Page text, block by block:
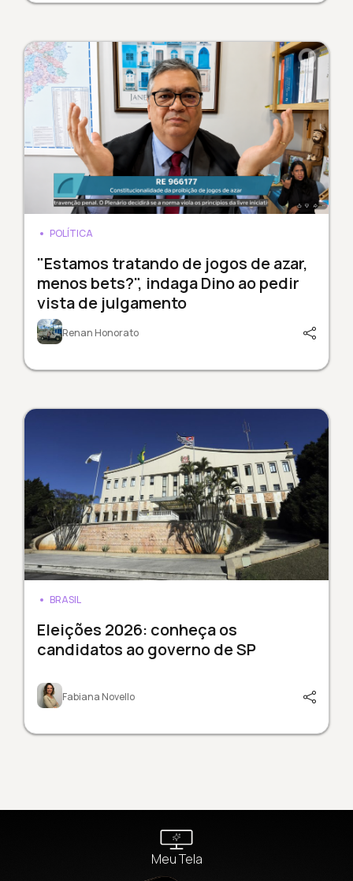
POLÍTICA
"Estamos tratando de jogos de azar,
menos bets?", indaga Dino ao pedir
vista de julgamento
Renan Honorato
BRASIL
Eleições 2026: conheça os
candidatos ao governo de SP
Fabiana Novello
Meu Tela